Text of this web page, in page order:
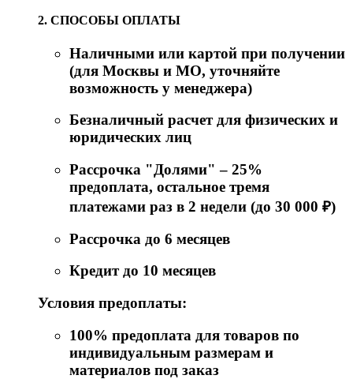
2. СПОСОБЫ ОПЛАТЫ
Наличными или картой при получении
(для Москвы и МО, уточняйте
возможность у менеджера)
Безналичный расчет для физических и
юридических лиц
Рассрочка "Долями" – 25%
предоплата, остальное тремя
платежами раз в 2 недели (до 30 000 ₽)
Рассрочка до 6 месяцев
Кредит до 10 месяцев
Условия предоплаты:
100% предоплата для товаров по
индивидуальным размерам и
материалов под заказ